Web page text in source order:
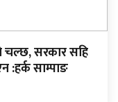
चल्छ, सरकार सहि
साम्पाङ